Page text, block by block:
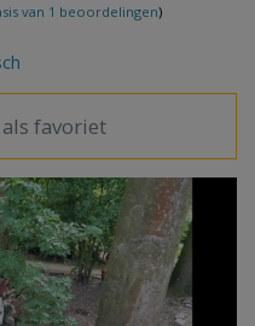
van 1 beoordelingen)
favoriet